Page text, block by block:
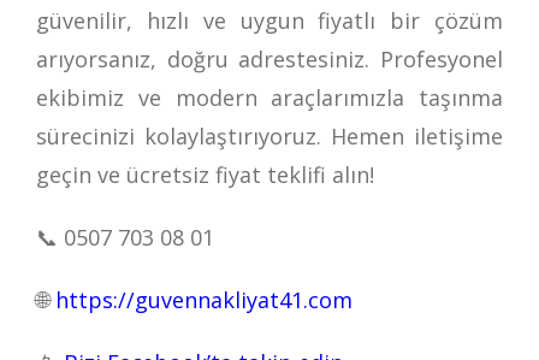
güvenilir, hızlı ve uygun fiyatlı bir çözüm
arıyorsanız, doğru adrestesiniz. Profesyonel
ekibimiz ve modern araçlarımızla taşınma
sürecinizi kolaylaştırıyoruz. Hemen iletişime
geçin ve ücretsiz fiyat teklifi alın!
📞 0507 703 08 01
🌐 https://guvennakliyat41.com